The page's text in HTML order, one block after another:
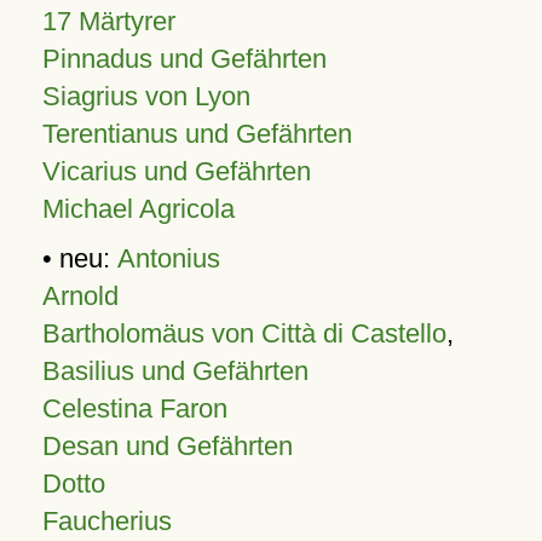
17 Märtyrer
Pinnadus und Gefährten
Siagrius von Lyon
Terentianus und Gefährten
Vicarius und Gefährten
Michael Agricola
• neu: Antonius
Arnold
Bartholomäus von Città di Castello,
Basilius und Gefährten
Celestina Faron
Desan und Gefährten
Dotto
Faucherius